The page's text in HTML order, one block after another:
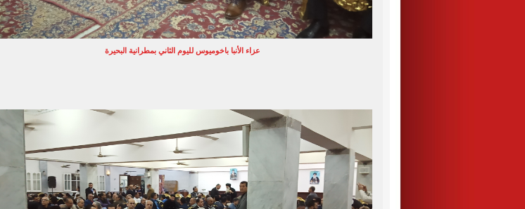
عزاء الأنبا باخوميوس لليوم الثاني بمطرانية البحيرة